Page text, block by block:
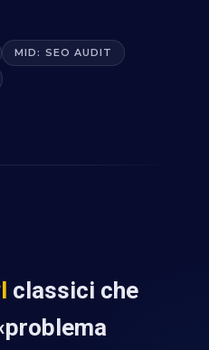
MID: SEO AUDIT
classici che